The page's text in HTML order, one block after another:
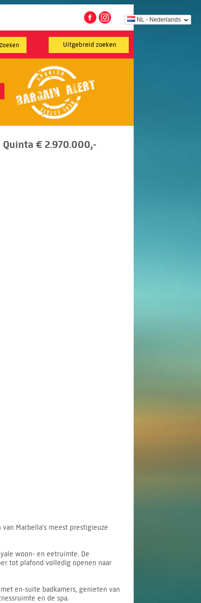
NL - Nederlands
Uitgebreid zoeken
€ 2.970.000,-
Marbella's meest prestigieuze
woon- en eetruimte. De
tot plafond volledig openen naar
en-suite badkamers, genieten van
en de spa.